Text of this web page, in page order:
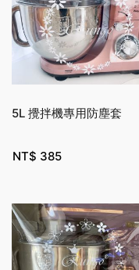
5L 攪拌機專用防塵套
NT$ 385